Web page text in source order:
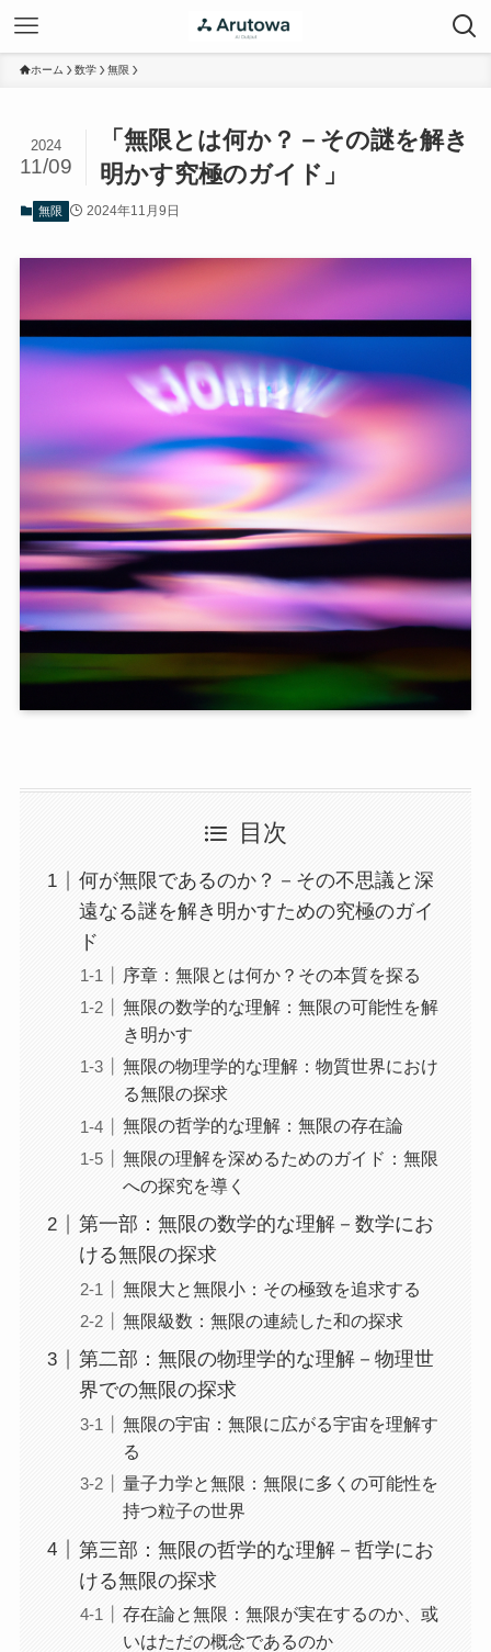
ホーム 数学 無限
「無限とは何か？－その謎を解き
明かす究極のガイド」
2024
11/09
無限 2024年11月9日
目次
何が無限であるのか？－その不思議と深
遠なる謎を解き明かすための究極のガイ
ド
序章：無限とは何か？その本質を探る
無限の数学的な理解：無限の可能性を解
き明かす
無限の物理学的な理解：物質世界におけ
る無限の探求
無限の哲学的な理解：無限の存在論
無限の理解を深めるためのガイド：無限
への探究を導く
第一部：無限の数学的な理解－数学にお
ける無限の探求
無限大と無限小：その極致を追求する
無限級数：無限の連続した和の探求
第二部：無限の物理学的な理解－物理世
界での無限の探求
無限の宇宙：無限に広がる宇宙を理解す
る
量子力学と無限：無限に多くの可能性を
持つ粒子の世界
第三部：無限の哲学的な理解－哲学にお
ける無限の探求
存在論と無限：無限が実在するのか、或
いはただの概念であるのか